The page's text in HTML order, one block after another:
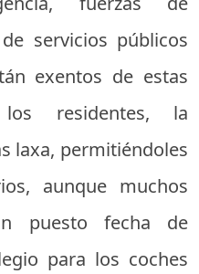
servicios públicos
exentos de estas
los residentes, la
laxa, permitiéndoles
aunque muchos
puesto fecha de
para los coches